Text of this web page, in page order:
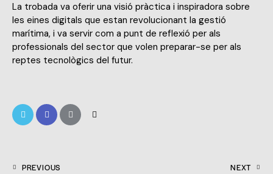
La trobada va oferir una visió pràctica i inspiradora sobre
les eines digitals que estan revolucionant la gestió
marítima, i va servir com a punt de reflexió per als
professionals del sector que volen preparar-se per als
reptes tecnològics del futur.
PREVIOUS NEXT